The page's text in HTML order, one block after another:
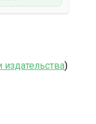
издательства)